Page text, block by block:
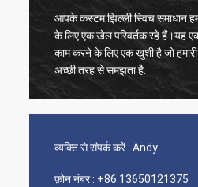
आपके कस्टम झिल्ली स्विच समाधान
के लिए एक खेल परिवर्तक रहे हैं।यह
काम करने के लिए एक खुशी है जो
अच्छी तरह से समझता है.
व्यक्ति से संपर्क करें : Andy
फ़ोन नंबर : +86 13650121375